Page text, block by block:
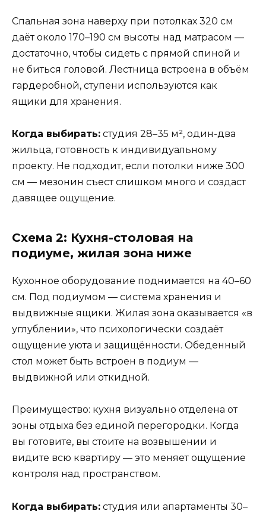
Спальная зона наверху при потолках 320 см
даёт около 170–190 см высоты над матрасом —
достаточно, чтобы сидеть с прямой спиной и
не биться головой. Лестница встроена в объём
гардеробной, ступени используются как
ящики для хранения.
Когда выбирать: студия 28–35 м², один-два
жильца, готовность к индивидуальному
проекту. Не подходит, если потолки ниже 300
см — мезонин съест слишком много и создаст
давящее ощущение.
Схема 2: Кухня-столовая на
подиуме, жилая зона ниже
Кухонное оборудование поднимается на 40–60
см. Под подиумом — система хранения и
выдвижные ящики. Жилая зона оказывается «в
углублении», что психологически создаёт
ощущение уюта и защищённости. Обеденный
стол может быть встроен в подиум —
выдвижной или откидной.
Преимущество: кухня визуально отделена от
зоны отдыха без единой перегородки. Когда
вы готовите, вы стоите на возвышении и
видите всю квартиру — это меняет ощущение
контроля над пространством.
Когда выбирать: студия или апартаменты 30–